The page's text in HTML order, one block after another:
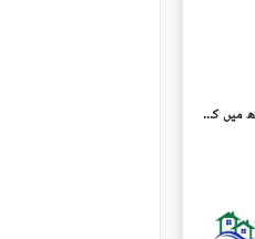
عسکری 10 عسکری,لاہور میں 3 کمروں کا 10 مرلہ فلیٹ 1.5 لاکھ میں کرایہ پر دستیاب ہے۔